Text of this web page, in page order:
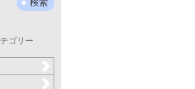
ゴリー